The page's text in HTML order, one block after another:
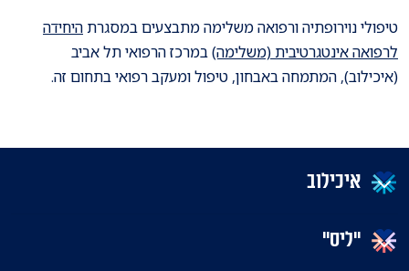
טיפולי נוירופתיה ורפואה משלימה מתבצעים במסגרתהיחידה
לרפואה אינטגרטיבית (משלימה)במרכז הרפואי תל אביב
(איכילוב), המתמחה באבחון, טיפול ומעקב רפואי בתחום זה.
איכילוב
"ליס"